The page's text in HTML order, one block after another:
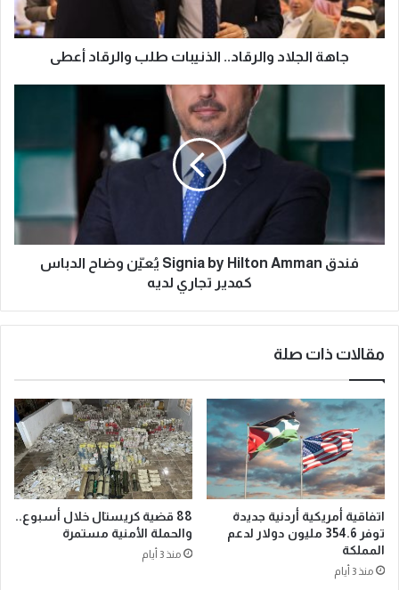
جاهة الجلاد والرقاد.. الذنيبات طلب والرقاد أعطى
فندق Signia by Hilton Amman يُعيّن وضاح الدباس
كمدير تجاري لديه
مقالات ذات صلة
اتفاقية أمريكية أردنية جديدة
توفر 354.6 مليون دولار لدعم
المملكة
منذ 3 أيام
88 قضية كريستال خلال أسبوع..
والحملة الأمنية مستمرة
منذ 3 أيام